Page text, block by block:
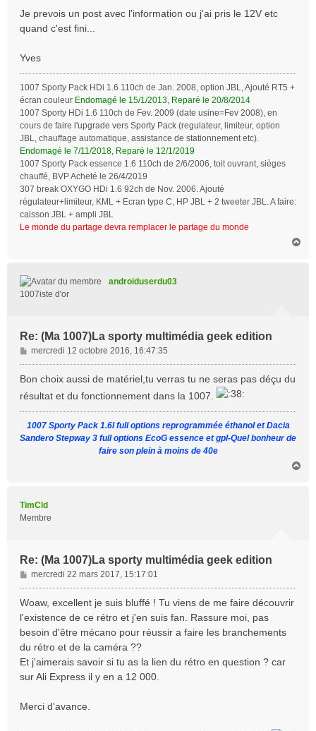
Je prevois un post avec l'information ou j'ai pris le 12V etc
quand c'est fini...
Yves
1007 Sporty Pack HDi 1.6 110ch de Jan. 2008, option JBL, Ajouté RT5 +
écran couleur Endomagé le 15/1/2013, Reparé le 20/8/2014
1007 Sporty HDi 1.6 110ch de Fev. 2009 (date usine=Fev 2008), en
cours de faire l'upgrade vers Sporty Pack (regulateur, limiteur, option
JBL, chauffage automatique, assistance de stationnement etc).
Endomagé le 7/11/2018, Reparé le 12/1/2019
1007 Sporty Pack essence 1.6 110ch de 2/6/2006, toit ouvrant, sièges
chauffé, BVP Acheté le 26/4/2019
307 break OXYGO HDi 1.6 92ch de Nov. 2006. Ajouté
régulateur+limiteur, KML + Ecran type C, HP JBL + 2 tweeter JBL. A faire:
caisson JBL + ampli JBL
Le monde du partage devra remplacer le partage du monde
androiduserdu03
1007iste d'or
Re: (Ma 1007)La sporty multimédia geek edition
M
e
s
a
g
e
mercredi 12 octobre 2016, 16:47:35
Bon choix aussi de matériel,tu verras tu ne seras pas déçu du
résultat et du fonctionnement dans la 1007.
1007 Sporty Pack 1.6l full options reprogrammée éthanol et Dacia
Sandero Stepway 3 full options EcoG essence et gpl-Quel bonheur de
faire son plein à moins de 40e
TimCld
Membre
Re: (Ma 1007)La sporty multimédia geek edition
M
e
s
g
e
mercredi 22 mars 2017, 15:17:01
Woaw, excellent je suis bluffé ! Tu viens de me faire découvrir
l'existence de ce rétro et j'en suis fan. Rassure moi, pas
besoin d'être mécano pour réussir a faire les branchements
du rétro et de la caméra ??
Et j'aimerais savoir si tu as la lien du rétro en question ? car
sur Ali Express il y en a 12 000.
Merci d'avance.